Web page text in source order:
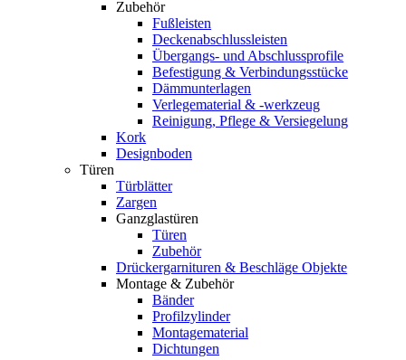
Zubehör
Fußleisten
Deckenabschlussleisten
Übergangs- und Abschlussprofile
Befestigung & Verbindungsstücke
Dämmunterlagen
Verlegematerial & -werkzeug
Reinigung, Pflege & Versiegelung
Kork
Designboden
Türen
Türblätter
Zargen
Ganzglastüren
Türen
Zubehör
Drückergarnituren & Beschläge Objekte
Montage & Zubehör
Bänder
Profilzylinder
Montagematerial
Dichtungen